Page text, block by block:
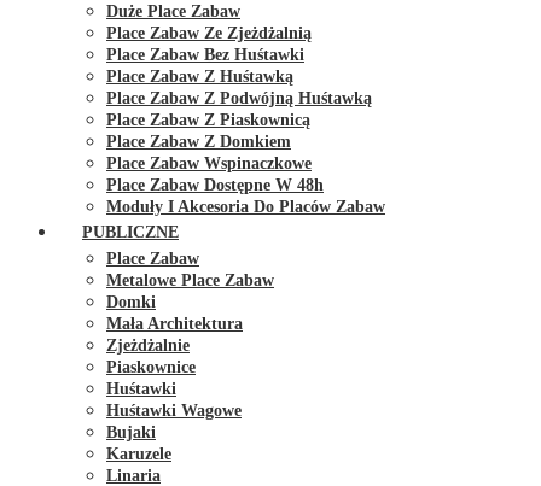
Duże Place Zabaw
Place Zabaw Ze Zjeżdżalnią
Place Zabaw Bez Huśtawki
Place Zabaw Z Huśtawką
Place Zabaw Z Podwójną Huśtawką
Place Zabaw Z Piaskownicą
Place Zabaw Z Domkiem
Place Zabaw Wspinaczkowe
Place Zabaw Dostępne W 48h
Moduły I Akcesoria Do Placów Zabaw
PUBLICZNE
Place Zabaw
Metalowe Place Zabaw
Domki
Mała Architektura
Zjeżdżalnie
Piaskownice
Huśtawki
Huśtawki Wagowe
Bujaki
Karuzele
Linaria